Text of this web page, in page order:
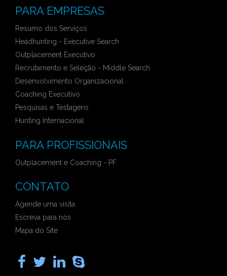
PARA EMPRESAS
Resumo dos Serviços
Headhunting - Executive Search
Outplacement Executivo
Recrutamento e Seleção - Middle Search
Desenvolvimento Organizacional
Coaching Executivo
Pesquisas e Testagens
Hunting Internacional
PARA PROFISSIONAIS
Outplacement e Coaching - PF
CONTATO
Agende uma visita
Escreva para nós
Mapa do Site